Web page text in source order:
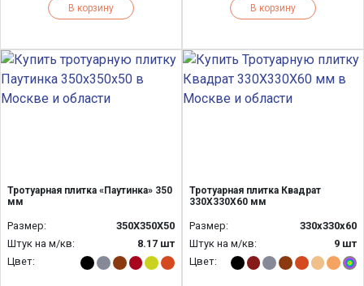
В корзину В корзину
Тротуарная плитка «Паутинка» 350
мм
Размер:
350Х350Х50
Штук на м/кв:
8.17 шт
Цвет:
Тротуарная плитка Квадрат
330Х330Х60 мм
Размер:
330x330x60
Штук на м/кв:
9 шт
Цвет: